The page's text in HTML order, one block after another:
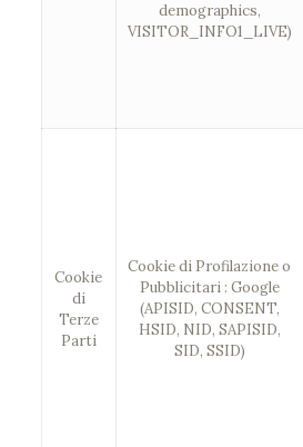
demographics,
VISITOR_INFO1_LIVE)
Cookie
di
Terze
Parti
Cookie di Profilazione o
Pubblicitari : Google
(APISID, CONSENT,
HSID, NID, SAPISID,
SID, SSID)